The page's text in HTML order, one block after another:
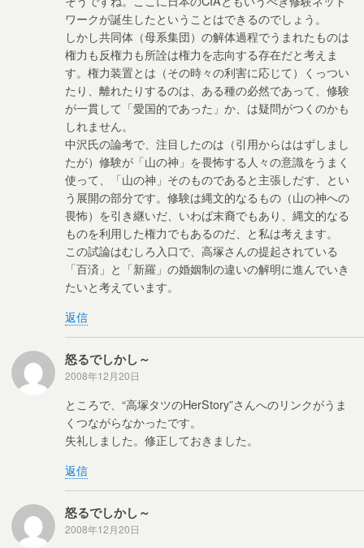
ワークが誕生したということはできるのでしょう。
しかし共同体（母系集団）の解体過程でうまれたものは
権力も反権力も所詮は権力を志向する存在だと考えま
す。権力装置とは（その時々の利害に応じて）くっつい
たり、離れたりするのは、ある種の必然であって、修験
が一貫して「愛国的であった」か、は疑問がつくのかも
しれません。
中沢氏の論考で、注目したのは（引用からははずしまし
たが）修験が「山の神」を畏怖する人々の意識をうまく
使って、「山の神」そのものであると主張しだす、とい
う展開の部分です。修験は縄文的なるもの（山の神への
畏怖）を引き継いだ、いわば末裔でもあり、縄文的なる
ものを利用した権力でもあるのだ、と私は考えます。
この試論はむしろ入口で、高塚さんの提起されている
「百済」と「新羅」の婚姻制の違いの解明に進んでいき
たいと考えています。
返信
怒るでしかし～
2008年12月20日
ところで、“高塚タツのHerStory”さんへのリンクがうま
くつながらなかったです。
失礼しました。修正しておきました。
返信
怒るでしかし～
2008年12月20日